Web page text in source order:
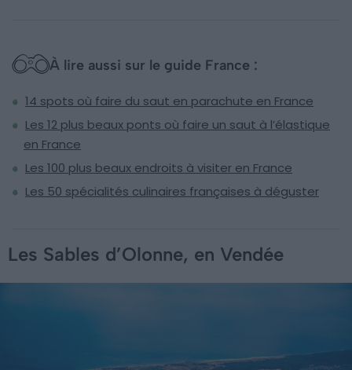
À lire aussi sur le guide France :
14 spots où faire du saut en parachute en France
Les 12 plus beaux ponts où faire un saut à l’élastique
en France
Les 100 plus beaux endroits à visiter en France
Les 50 spécialités culinaires françaises à déguster
Les Sables d’Olonne, en Vendée